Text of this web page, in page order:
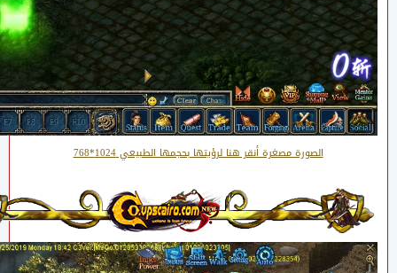
الصورة مصغرة أنقر هنا لرؤيتها بحجمها الطبيعي 1024*768